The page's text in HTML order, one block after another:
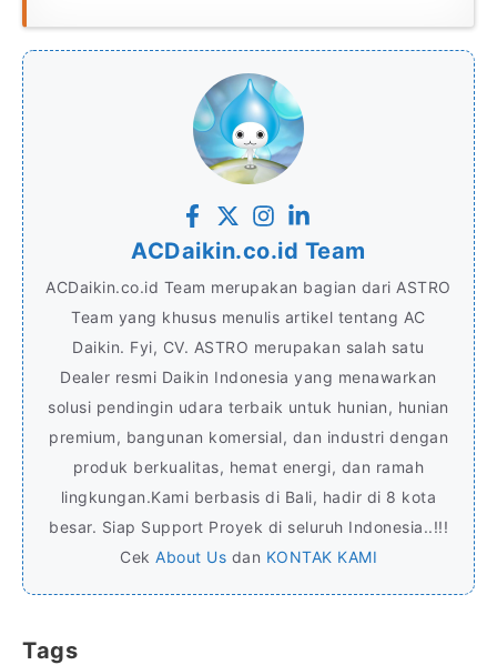
ACDaikin.co.id Team
ACDaikin.co.id Team merupakan bagian dari ASTRO
Team yang khusus menulis artikel tentang AC
Daikin. Fyi, CV. ASTRO merupakan salah satu
Dealer resmi Daikin Indonesia yang menawarkan
solusi pendingin udara terbaik untuk hunian, hunian
premium, bangunan komersial, dan industri dengan
produk berkualitas, hemat energi, dan ramah
lingkungan.Kami berbasis di Bali, hadir di 8 kota
besar. Siap Support Proyek di seluruh Indonesia..!!!
Cek About Us dan KONTAK KAMI
Tags